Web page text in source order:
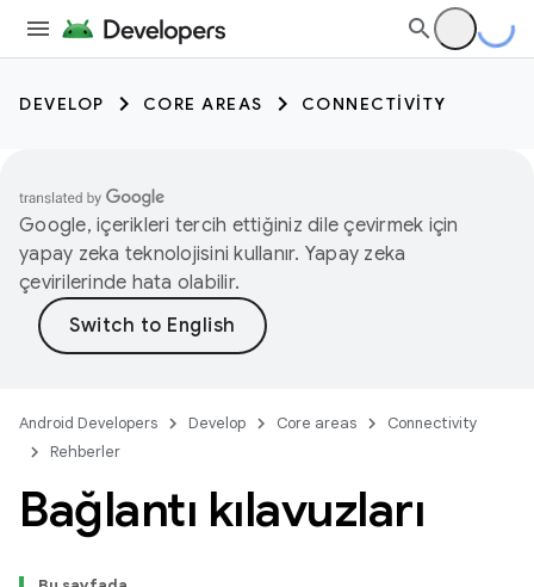
DEVELOP CORE AREAS CONNECTIVITY
Google, içerikleri tercih ettiğiniz dile çevirmek için
yapay zeka teknolojisini kullanır. Yapay zeka
çevirilerinde hata olabilir.
Android Developers Develop Core areas
Connectivity
Rehberler
Bağlantı kılavuzları